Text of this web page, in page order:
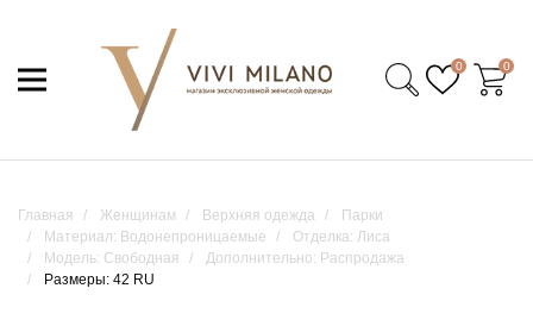
0 0
Главная Женщинам Верхняя одежда
Парки
Материал: Водонепроницаемые
Отделка: Лиса
Модель: Свободная
Дополнительно: Распродажа
Размеры: 42 RU